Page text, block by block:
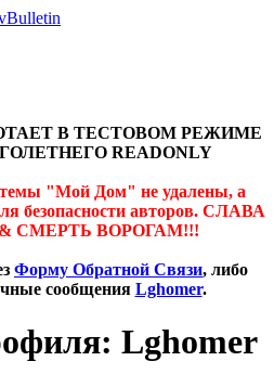
В ТЕСТОВОМ РЕЖИМЕ
READONLY
"Мой Дом" не удалены, а
безопасности авторов. СЛАВА
СМЕРТЬ ВОРОГАМ!!!
Форму Обратной Связи, либо
сообщения Lghomer.
Lghomer